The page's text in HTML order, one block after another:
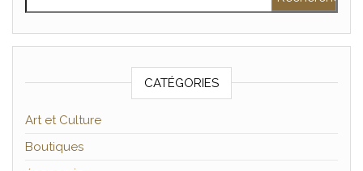
CATÉGORIES
Art et Culture
Boutiques